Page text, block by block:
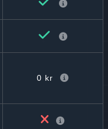
0 kr